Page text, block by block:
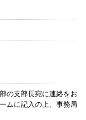
の支部長宛に連絡をお
ムに記入の上、事務局